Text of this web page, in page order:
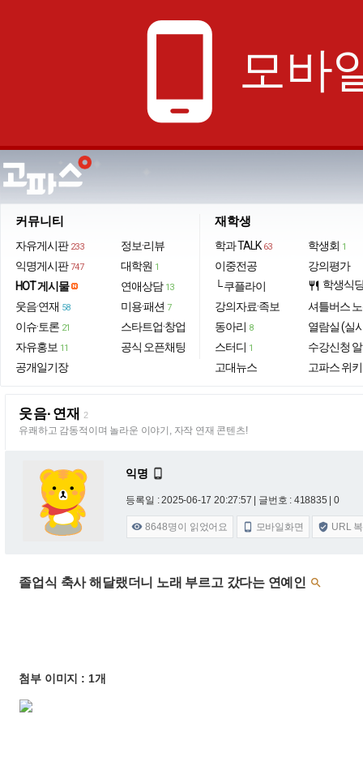
phone_android 모바
커뮤니티
자유게시판 233
익명게시판 747
HOT 게시물
웃음·연재 58
이슈·토론 21
자유홍보 11
공개일기장
정보·리뷰
대학원 1
연애상담 13
미용·패션 7
스타트업·창업
공식 오픈채팅
재학생
학과 TALK 63
이중전공
└ 쿠플라이
강의자료·족보
동아리 8
스터디 1
고대뉴스
학생회 1
강의평가
restaurant 학생식
셔틀버스
열람실 (실
수강신청
고파스 위키
웃음·연재 2
유쾌하고 감동적이며 놀라운 이야기, 자작 연재 콘텐츠!
익명 
등록일 : 2025-06-17 20:27:57 | 글번호 : 418835 | 0
 8648명이 읽었어요  모바일화면  URL
졸업식 축사 해달랬더니 노래 부르고 갔다는 연예인 
첨부 이미지 : 1개